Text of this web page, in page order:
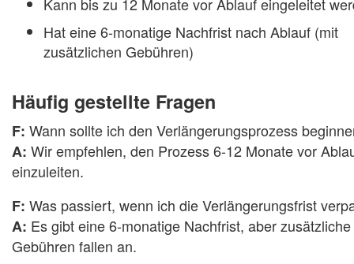
Hat eine 6-monatige Nachfrist nach Ablauf (mit
zusätzlichen Gebühren)
Häufig gestellte Fragen
F: Wann sollte ich den Verlängerungsprozess
A: Wir empfehlen, den Prozess 6-12 Monate vor
einzuleiten.
F: Was passiert, wenn ich die Verlängerungsfrist
A: Es gibt eine 6-monatige Nachfrist, aber zusätzliche
Gebühren fallen an.